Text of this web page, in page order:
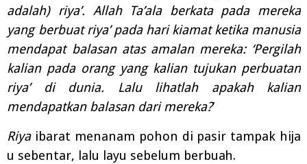
adalah) riya’. Allah Ta’ala berkata pada mereka
yang berbuat riya’ pada hari kiamat ketika manusia
mendapat balasan atas amalan mereka: ‘Pergilah
kalian pada orang yang kalian tujukan perbuatan
riya’ di dunia. Lalu lihatlah apakah kalian
mendapatkan balasan dari mereka?’
Riya ibarat menanam pohon di pasir tampak hija
u sebentar, lalu layu sebelum berbuah.